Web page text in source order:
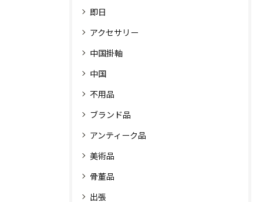
即日
アクセサリー
中国掛軸
中国
不用品
ブランド品
アンティーク品
美術品
骨董品
出張